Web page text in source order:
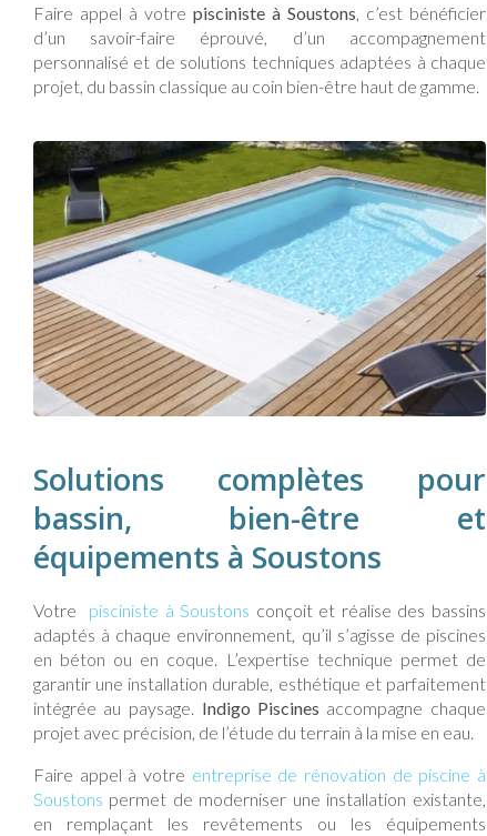
Faire appel à votre pisciniste à Soustons, c’est bénéficier
d’un savoir-faire éprouvé, d’un accompagnement
personnalisé et de solutions techniques adaptées à chaque
projet, du bassin classique au coin bien-être haut de gamme.
Solutions complètes pour
bassin, bien-être et
équipements à Soustons
Votre pisciniste à Soustons conçoit et réalise des bassins
adaptés à chaque environnement, qu’il s’agisse de piscines
en béton ou en coque. L’expertise technique permet de
garantir une installation durable, esthétique et parfaitement
intégrée au paysage. Indigo Piscines accompagne chaque
projet avec précision, de l’étude du terrain à la mise en eau.
Faire appel à votre entreprise de rénovation de piscine à
Soustons permet de moderniser une installation existante,
en remplaçant les revêtements ou les équipements